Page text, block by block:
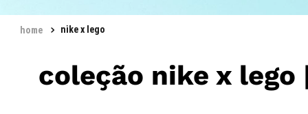
nike x lego
coleção nike x